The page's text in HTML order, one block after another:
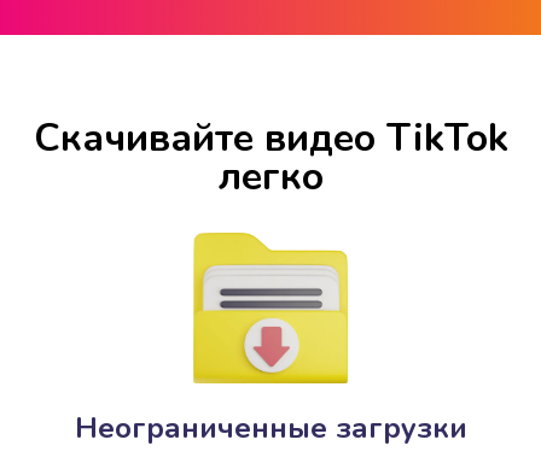
Скачивайте видео TikTok
легко
Неограниченные загрузки